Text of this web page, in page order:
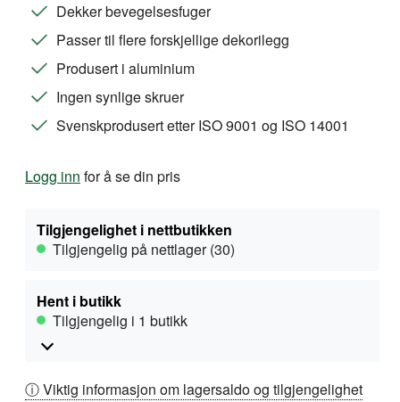
Dekker bevegelsesfuger
Passer til flere forskjellige dekorilegg
Produsert i aluminium
Ingen synlige skruer
Svenskprodusert etter ISO 9001 og ISO 14001
Logg inn for å se din pris
Tilgjengelighet i nettbutikken
Tilgjengelig på nettlager (30)
Hent i butikk
Tilgjengelig i 1 butikk
ⓘ Viktig informasjon om lagersaldo og tilgjengelighet